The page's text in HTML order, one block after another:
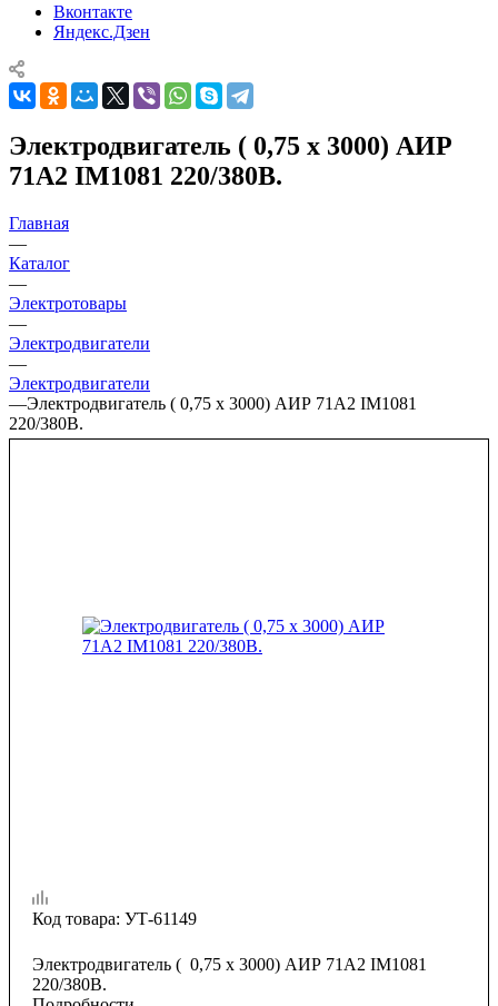
Вконтакте
Яндекс.Дзен
Электродвигатель ( 0,75 х 3000) АИР
71А2 IM1081 220/380В.
Главная
—
Каталог
—
Электротовары
—
Электродвигатели
—
Электродвигатели
—Электродвигатель ( 0,75 х 3000) АИР 71А2 IM1081
220/380В.
Код товара: УТ-61149
Электродвигатель ( 0,75 х 3000) АИР 71А2 IM1081
220/380В.